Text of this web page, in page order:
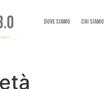
Dove Siamo Chi Siamo